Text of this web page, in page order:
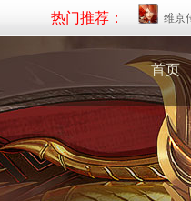
热门推荐： 维京
首页